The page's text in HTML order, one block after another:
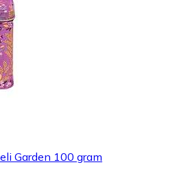
Garden 100 gram